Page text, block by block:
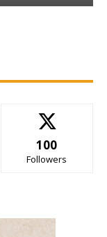
100
Followers